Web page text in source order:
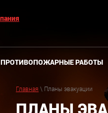
ПРОТИВОПОЖАРНЫЕ РАБОТЫ
Главная \ Планы эвакуации